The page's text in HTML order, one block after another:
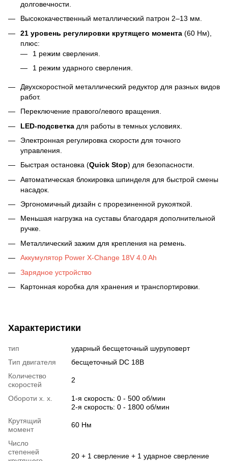
долговечности.
Высококачественный металлический патрон 2–13 мм.
21 уровень регулировки крутящего момента (60 Нм),
плюс:
1 режим сверления.
1 режим ударного сверления.
Двухскоростной металлический редуктор для разных видов
работ.
Переключение правого/левого вращения.
LED-подсветка для работы в темных условиях.
Электронная регулировка скорости для точного
управления.
Быстрая остановка (Quick Stop) для безопасности.
Автоматическая блокировка шпинделя для быстрой смены
насадок.
Эргономичный дизайн с прорезиненной рукояткой.
Меньшая нагрузка на суставы благодаря дополнительной
ручке.
Металлический зажим для крепления на ремень.
Аккумулятор Power X-Change 18V 4.0 Ah
Зарядное устройство
Картонная коробка для хранения и транспортировки.
Характеристики
тип
ударный бесщеточный шуруповерт
Тип двигателя
бесщеточный DC 18В
Количество
скоростей
2
Обороти х. х.
1-я скорость: 0 - 500 об/мин
2-я скорость: 0 - 1800 об/мин
Крутящий
момент
60 Нм
Число
степеней
20 + 1 сверление + 1 ударное сверление